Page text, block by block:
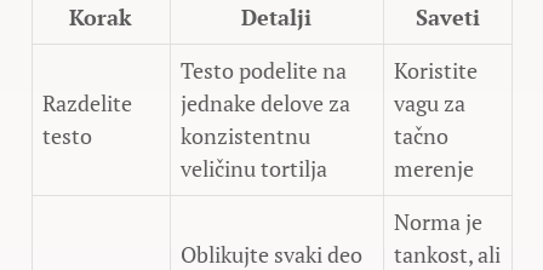
Korak Detalji Saveti
Razdelite
testo
Testo podelite na
jednake delove za
konzistentnu
veličinu tortilja
Koristite
vagu za
tačno
merenje
Oblikujte svaki deo
Norma je
tankost, ali